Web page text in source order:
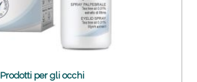
Prodotti per gli occhi